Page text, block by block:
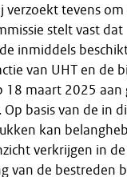
verzoekt tevens
stelt vast dat
inmiddels
van UHT en de
18 maart 2025 aan
basis van de in
kan
verkrijgen in de
van de bestreden